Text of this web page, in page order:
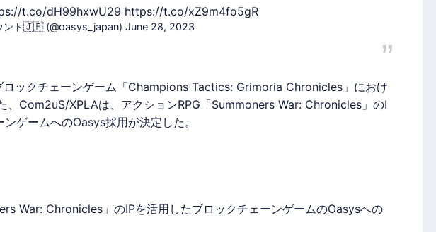
t.co/dH99hxwU29 https://t.co/xZ9m4fo5gR
ント🇯🇵 (@oasys_japan) June 28, 2023
ロックチェーンゲーム 「Champions Tactics: Grimoria Chronicles」におけ
、Com2uS/XPLAは、アクションRPG「Summoners War: Chronicles」のI
ンゲームへのOasys採用が決定した。
War: Chronicles」のIPを活用したブロックチェーンゲームのOasysへの